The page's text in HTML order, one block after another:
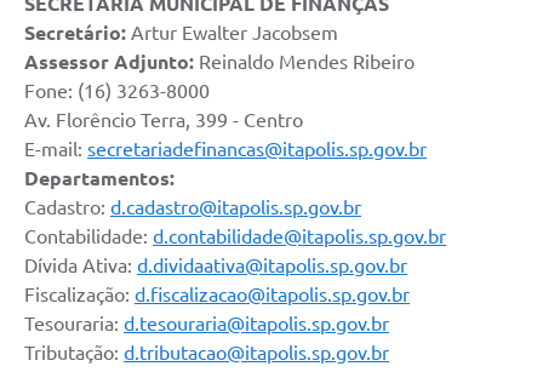
Secretário: Artur Ewalter Jacobsem
Assessor Adjunto: Reinaldo Mendes Ribeiro
Fone: (16) 3263-8000
Av. Florêncio Terra, 399 - Centro
E-mail: secretariadefinancas@itapolis.sp.gov.br
Departamentos:
Cadastro: d.cadastro@itapolis.sp.gov.br
Contabilidade: d.contabilidade@itapolis.sp.gov.br
Dívida Ativa: d.dividaativa@itapolis.sp.gov.br
Fiscalização: d.fiscalizacao@itapolis.sp.gov.br
Tesouraria: d.tesouraria@itapolis.sp.gov.br
Tributação: d.tributacao@itapolis.sp.gov.br